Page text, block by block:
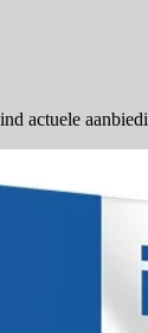
actuele